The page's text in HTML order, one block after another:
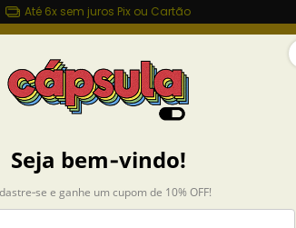
Até 6x sem juros Pix ou Cartão
ACESSÓRIOS CASA